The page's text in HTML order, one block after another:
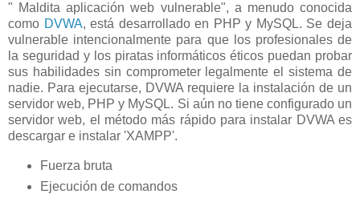
" Maldita aplicación web vulnerable", a menudo conocida
como DVWA, está desarrollado en PHP y MySQL. Se deja
vulnerable intencionalmente para que los profesionales de
la seguridad y los piratas informáticos éticos puedan probar
sus habilidades sin comprometer legalmente el sistema de
nadie. Para ejecutarse, DVWA requiere la instalación de un
servidor web, PHP y MySQL. Si aún no tiene configurado un
servidor web, el método más rápido para instalar DVWA es
descargar e instalar 'XAMPP'.
Fuerza bruta
Ejecución de comandos